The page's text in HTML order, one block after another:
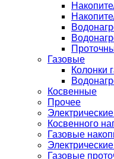
Газовые
Колонки
Косвенные
Прочее
Косвенного
Газовые
Газовые